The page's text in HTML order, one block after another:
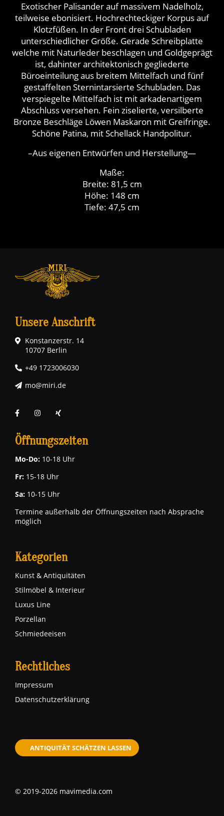
Exotischer Palisander auf massivem Nadelholz,
teilweise ebonisiert. Hochrechteckiger Korpus auf
Klotzfüßen. In der Front drei Schubladen
unterschiedlicher Größe. Gerade Schreibplatte
welche mit Naturleder beschlagen und Goldgeprägt
ist, dahinter architektonisch gegliederte
Büroeinteilung aus breitem Mittelfach und fünf
gestaffelten Sternintarsierte Schubladen. Das
verspiegelte Mittelfach ist mit arkadenartigem
Abschluss versehen. Fein ziselierte, versilberte
Bronze Beschläge Löwen Maskaron mit Greifringe.
Schöne Patina, mit Schellack Handpolitur.
–Aus eigenen Entwürfen und Herstellung—
Maße:
Breite: 81,5 cm
Höhe: 148 cm
Tiefe: 47,5 cm
Unsere Anschrift
Konstanzerstr. 14
10707 Berlin
+49 1723006030
mo@miri.de
Öffnungszeiten
Mo-Do: 10-18 Uhr
Fr: 15-18 Uhr
Sa: 10-15 Uhr
Termine außerhalb der Öffnungszeiten nach Absprache
möglich
Kategorien
Kunst & Antiquitäten
Stilmöbel & Interieur
Luxus Line
Porzellan
Schmiedeeisen
Rechtliches
Impressum
Datenschutzerklärung
ANTIQUITÄT SCHÄTZEN LASSEN
© 2019-2026 mavimedia.com